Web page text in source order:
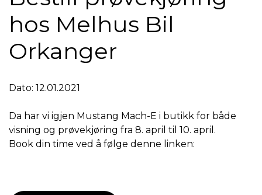
hos Melhus Bil
Orkanger
Dato: 12.01.2021
Da har vi igjen Mustang Mach-E i butikk for både
visning og prøvekjøring fra 8. april til 10. april.
Book din time ved å følge denne linken: